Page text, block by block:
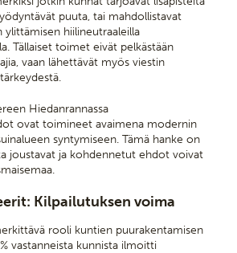
puuta, tai mahdollistavat
ylittämisen hiilineutraaleilla
Tällaiset toimet eivät pelkästään
vaan lähettävät myös viestin
Hiedanrannassa
ovat toimineet avaimena modernin
syntymiseen. Tämä hanke on
joustavat ja kohdennetut ehdot voivat
Kilpailutuksen voima
rooli kuntien puurakentamisen
vastanneista kunnista ilmoitti